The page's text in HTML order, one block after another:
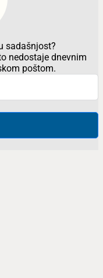
sadašnjost?
nedostaje dnevnim
poštom.